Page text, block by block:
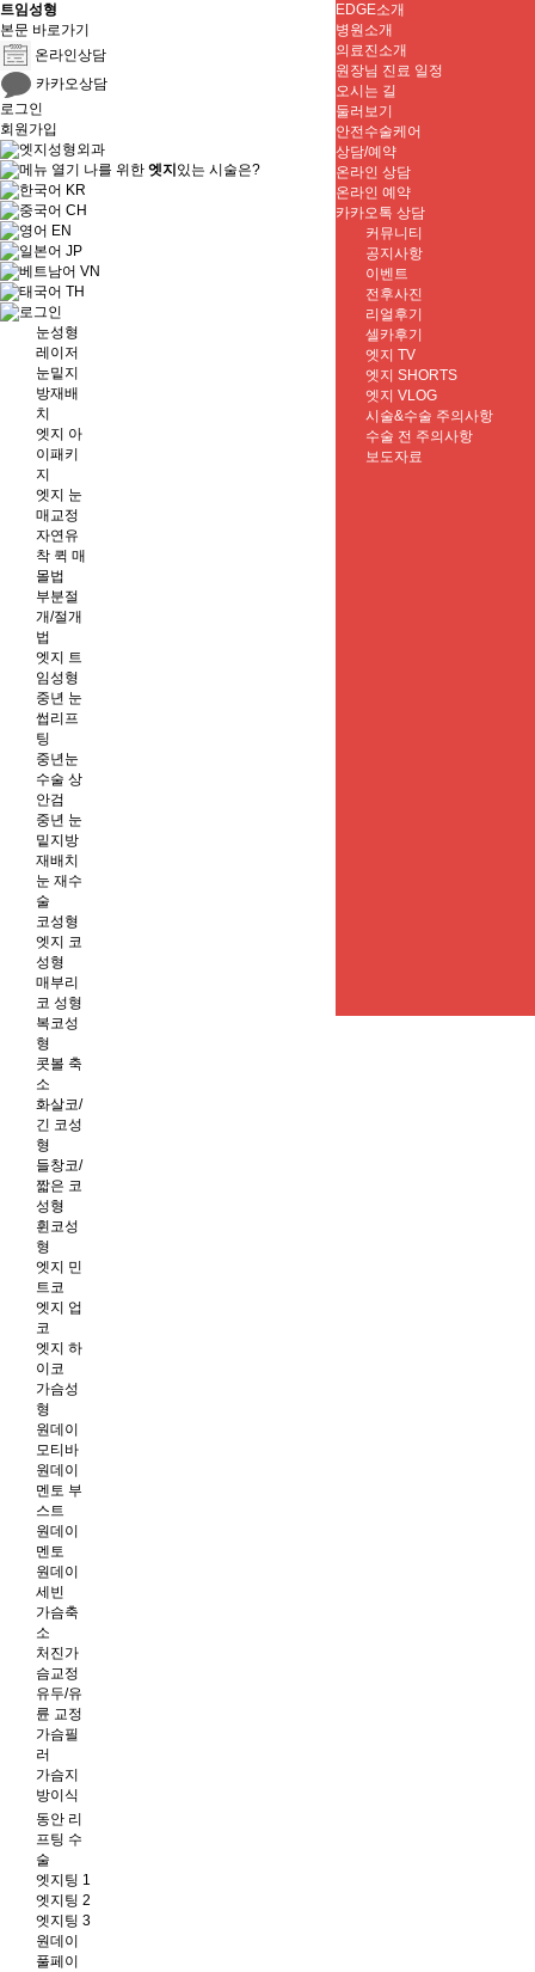
트임성형
본문 바로가기
온라인상담
카카오상담
로그인
회원가입
나를 위한 엣지 있는 시술은?
KR
CH
EN
JP
VN
TH
눈성형
레이저
눈밑지
방재배
치
엣지 아
이패키
지
엣지 눈
매교정
자연유
착 퀵 매
몰법
부분절
개/절개
법
엣지 트
임성형
중년 눈
썹리프
팅
중년눈
수술 상
안검
중년 눈
밑지방
재배치
눈 재수
술
코성형
엣지 코
성형
매부리
코 성형
복코성
형
콧볼 축
소
화살코/
긴 코성
형
들창코/
짧은 코
성형
휜코성
형
엣지 민
트코
엣지 업
코
엣지 하
이코
가슴성
형
원데이
모티바
원데이
멘토 부
스트
원데이
멘토
원데이
세빈
가슴축
소
처진가
슴교정
유두/유
륜 교정
가슴필
러
가슴지
방이식
동안 리
프팅 수
술
엣지팅 1
엣지팅 2
엣지팅 3
원데이
풀페이
EDGE소개
병원소개
의료진소개
원장님 진료 일정
오시는 길
둘러보기
안전수술케어
상담/예약
온라인 상담
온라인 예약
카카오톡 상담
커뮤니티
공지사항
이벤트
전후사진
리얼후기
셀카후기
엣지 TV
엣지 SHORTS
엣지 VLOG
시술&수술 주의사항
수술 전 주의사항
보도자료